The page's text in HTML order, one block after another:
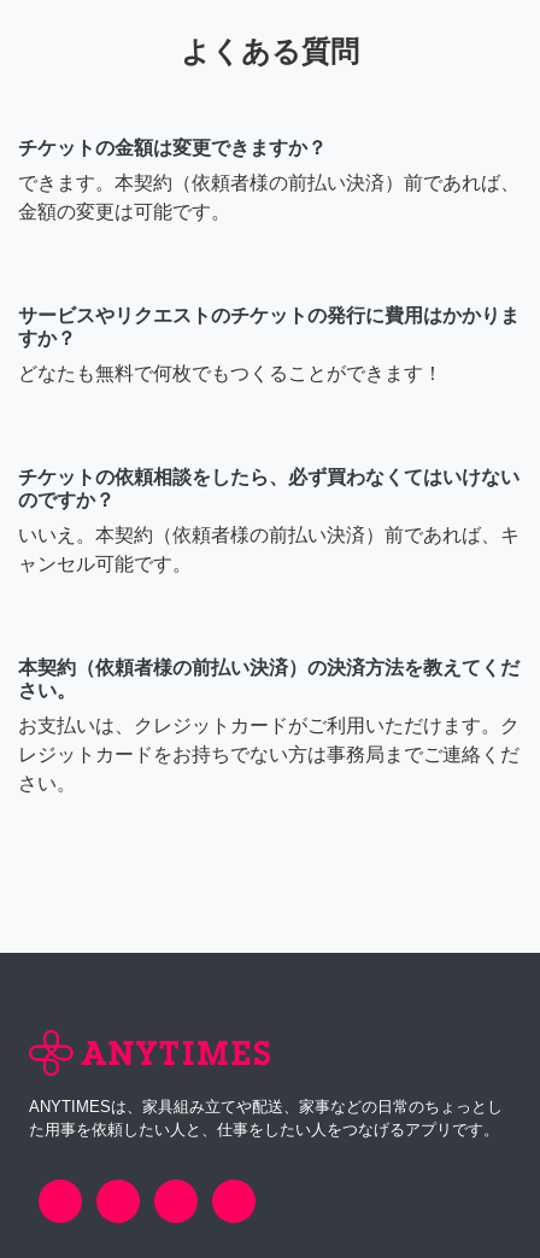
よくある質問
チケットの金額は変更できますか？
できます。本契約（依頼者様の前払い決済）前であれば、
金額の変更は可能です。
サービスやリクエストのチケットの発行に費用はかかりま
すか？
どなたも無料で何枚でもつくることができます！
チケットの依頼相談をしたら、必ず買わなくてはいけない
のですか？
いいえ。本契約（依頼者様の前払い決済）前であれば、キ
ャンセル可能です。
本契約（依頼者様の前払い決済）の決済方法を教えてくだ
さい。
お支払いは、クレジットカードがご利用いただけます。ク
レジットカードをお持ちでない方は事務局までご連絡くだ
さい。
ANYTIMESは、家具組み立てや配送、家事などの日常のちょっとし
た用事を依頼したい人と、仕事をしたい人をつなげるアプリです。